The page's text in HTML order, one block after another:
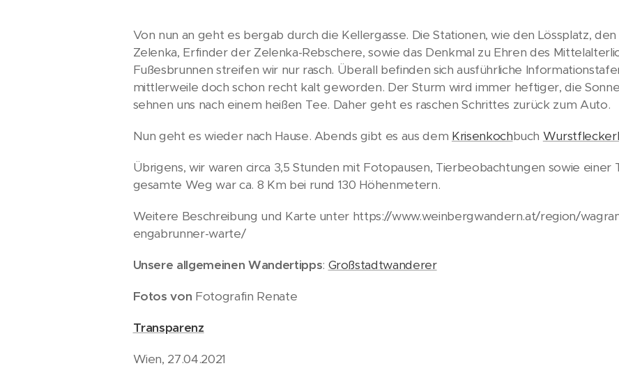
Von nun an geht es bergab durch die Kellergasse. Die Stationen, wie den Lössplatz,
Zelenka, Erfinder der Zelenka-Rebschere, sowie das Denkmal zu Ehren des
Fußesbrunnen streifen wir nur rasch. Überall befinden sich ausführliche
mittlerweile doch schon recht kalt geworden. Der Sturm wird immer heftiger, die
sehnen uns nach einem heißen Tee. Daher geht es raschen Schrittes zurück zum Auto.
Nun geht es wieder nach Hause. Abends gibt es aus dem Krisenkochbuch Wurstfleckerl
Übrigens, wir waren circa 3,5 Stunden mit Fotopausen, Tierbeobachtungen sowie
gesamte Weg war ca. 8 Km bei rund 130 Höhenmetern.
Weitere Beschreibung und Karte unter https://www.weinbergwandern.at/region/
engabrunner-warte/
Unsere allgemeinen Wandertipps: Großstadtwanderer
Fotos von Fotografin Renate
Transparenz
Wien, 27.04.2021